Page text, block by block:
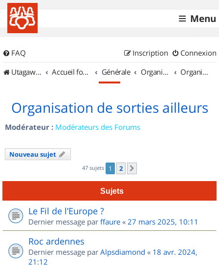
Menu
FAQ Connexion
Inscription
UtagawaVTT (Randos VTT et VTTAE avec traces GPS)
Accueil forum Générale Organisation de sorties & Recherche de partenaires Organisation de sorties ailleurs
Organisation de sorties ailleurs
Modérateur : Modérateurs des Forums
Nouveau sujet
47 sujets 1 2
Sujets
Le Fil de l’Europe ?
Dernier message par ffaure « 27 mars 2025, 10:11
Roc ardennes
Dernier message par Alpsdiamond « 18 avr. 2024,
21:12